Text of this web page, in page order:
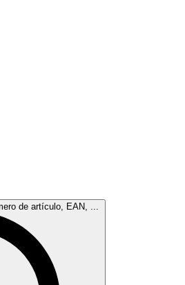
de artículo, EAN, ...